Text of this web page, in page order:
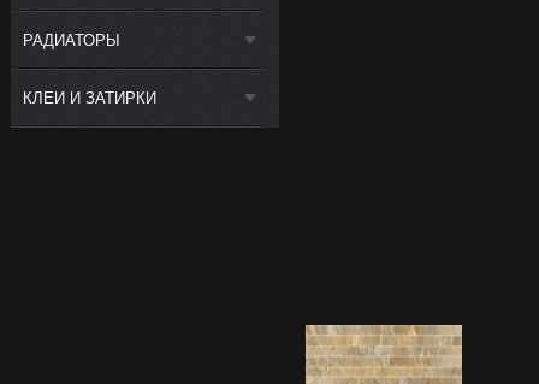
РАДИАТОРЫ
КЛЕИ И ЗАТИРКИ